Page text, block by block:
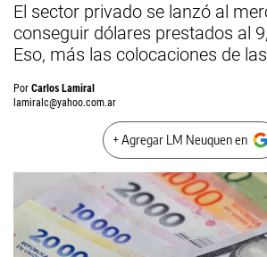
El sector privado se lanzó al
conseguir dólares prestados al
Eso, más las colocaciones de
Por Carlos Lamiral
lamiralc@yahoo.com.ar
+ Agregar LM Neuquen en